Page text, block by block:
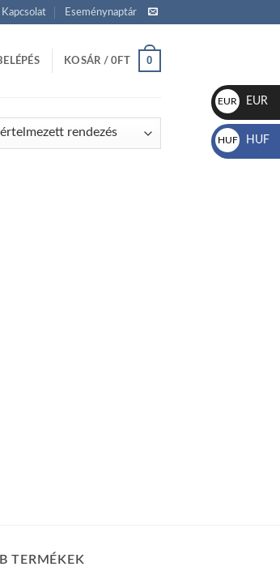
Kapcsolat Eseménynaptár
KOSÁR /0FT 0
TERMÉKEK
EUR
€
EUR
HUF
Ft
HUF